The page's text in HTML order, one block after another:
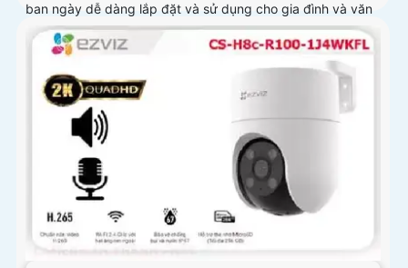
ban ngày dễ dàng lắp đặt và sử dụng cho gia đình và văn
phòng Camera an ninh không dây CS-H90-R100-
8H44WKFL mang đến sự an toàn và tiện lợi.